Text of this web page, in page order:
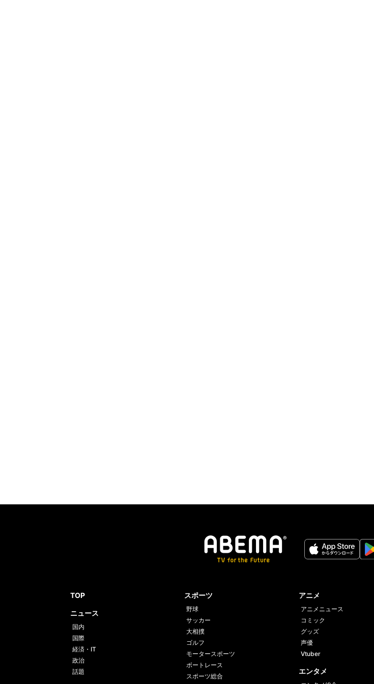
TOP
ニュース
国内
国際
経済・IT
政治
話題
スポーツ
野球
サッカー
大相撲
ゴルフ
モータースポーツ
ボートレース
スポーツ総合
アニメ
アニメニュース
コミック
グッズ
声優
Vtuber
エンタメ